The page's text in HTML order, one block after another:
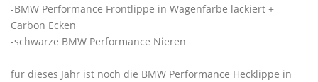
-BMW Performance Frontlippe in Wagenfarbe lackiert +
Carbon Ecken
-schwarze BMW Performance Nieren
für dieses Jahr ist noch die BMW Performance Hecklippe in